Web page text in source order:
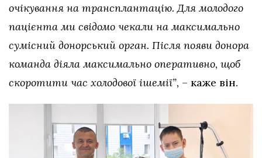
очікування на трансплантацію. Для молодого
пацієнта ми свідомо чекали на максимально
сумісний донорський орган. Після появи донора
команда діяла максимально оперативно, щоб
скоротити час холодової ішемії”, – каже він.